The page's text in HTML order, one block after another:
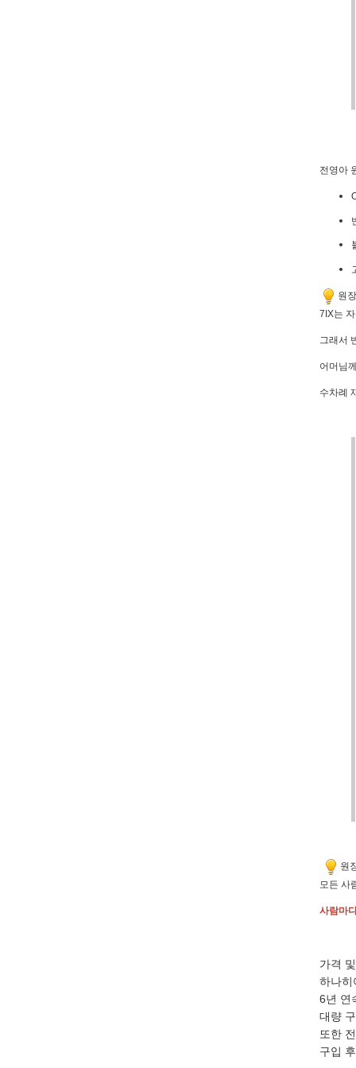
전영아
원
7IX는
그래서
어머님
수차례
원
모든 사
사람마
가격
하나히
6년 연
대량
또한
구입